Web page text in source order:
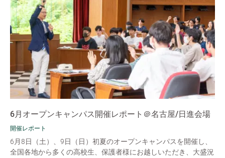
6月オープンキャンパス開催レポート＠名古屋/日進会場
開催レポート
6月8日（土）、9日（日）初夏のオープンキャンパスを開催し、
全国各地から多くの高校生、保護者様にお越しいただき、大盛況